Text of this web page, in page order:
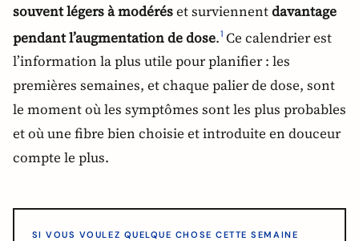
souvent légers à modéréset surviennentdavantage
pendant l’augmentation de dose.1 Ce calendrier est
l’information la plus utile pour planifier : les
premières semaines, et chaque palier de dose, sont
le moment où les symptômes sont les plus probables
et où une fibre bien choisie et introduite en douceur
compte le plus.
SI VOUS VOULEZ QUELQUE CHOSE CETTE SEMAINE